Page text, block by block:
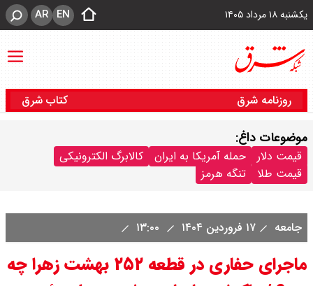
یکشنبه ۱۸ مرداد ۱۴۰۵ EN
AR
روزنامه شرق کتاب شرق
موضوعات داغ:
قیمت دلار حمله آمریکا به ایران
کالابرگ الکترونیکی
قیمت طلا
تنگه هرمز
جامعه ۱۷ فروردین ۱۴۰۴
ماجرای حفاری در قطعه ۲۵۲ بهشت زهرا چه